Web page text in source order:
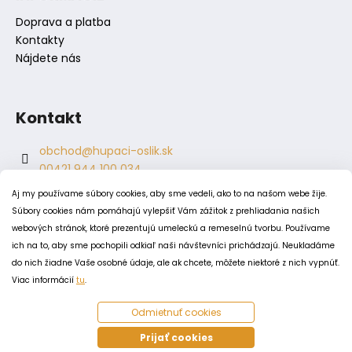
Aj my používame súbory cookies, aby sme vedeli, ako to na našom webe žije.
Súbory cookies nám pomáhajú vylepšiť Vám zážitok z prehliadania našich
webových stránok, ktoré prezentujú umeleckú a remeselnú tvorbu. Používame
ich na to, aby sme pochopili odkiaľ naši návštevníci prichádzajú. Neukladáme
do nich žiadne Vaše osobné údaje, ale ak chcete, môžete niektoré z nich vypnúť.
Viac informácií tu.
Odmietnuť cookies
Prijať cookies
Doprava a platba
Kontakty
Nájdete nás
Kontakt
obchod@hupaci-oslik.sk
00421 944 100 034
00421 944 904 704
hupaci.oslik
dagmar.juricova
PODMIENKY
Odstúpenie od zmluvy
Zásady spracovania a ochrany osobných údajov